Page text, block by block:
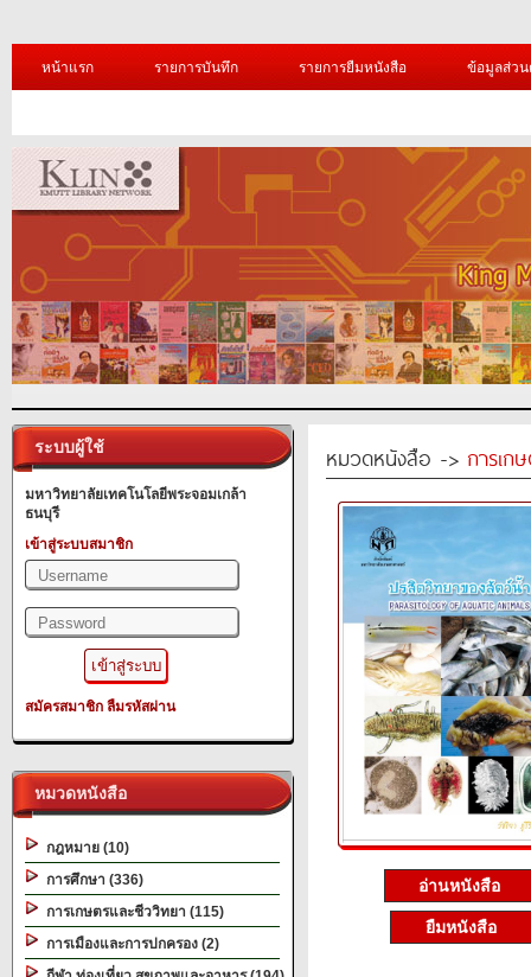
หน้าแรก รายการบันทึก รายการยืมหนังสือ ข้อมูลส่ว
ระบบผู้ใช้
มหาวิทยาลัยเทคโนโลยีพระจอมเกล้า
ธนบุรี
เข้าสู่ระบบสมาชิก
สมัครสมาชิก ลืมรหัสผ่าน
หมวดหนังสือ
กฎหมาย (10)
การศึกษา (336)
การเกษตรและชีววิทยา (115)
การเมืองและการปกครอง (2)
หมวดหนังสือ -> การเก
อ่านหนังสือ
ยืมหนังสือ